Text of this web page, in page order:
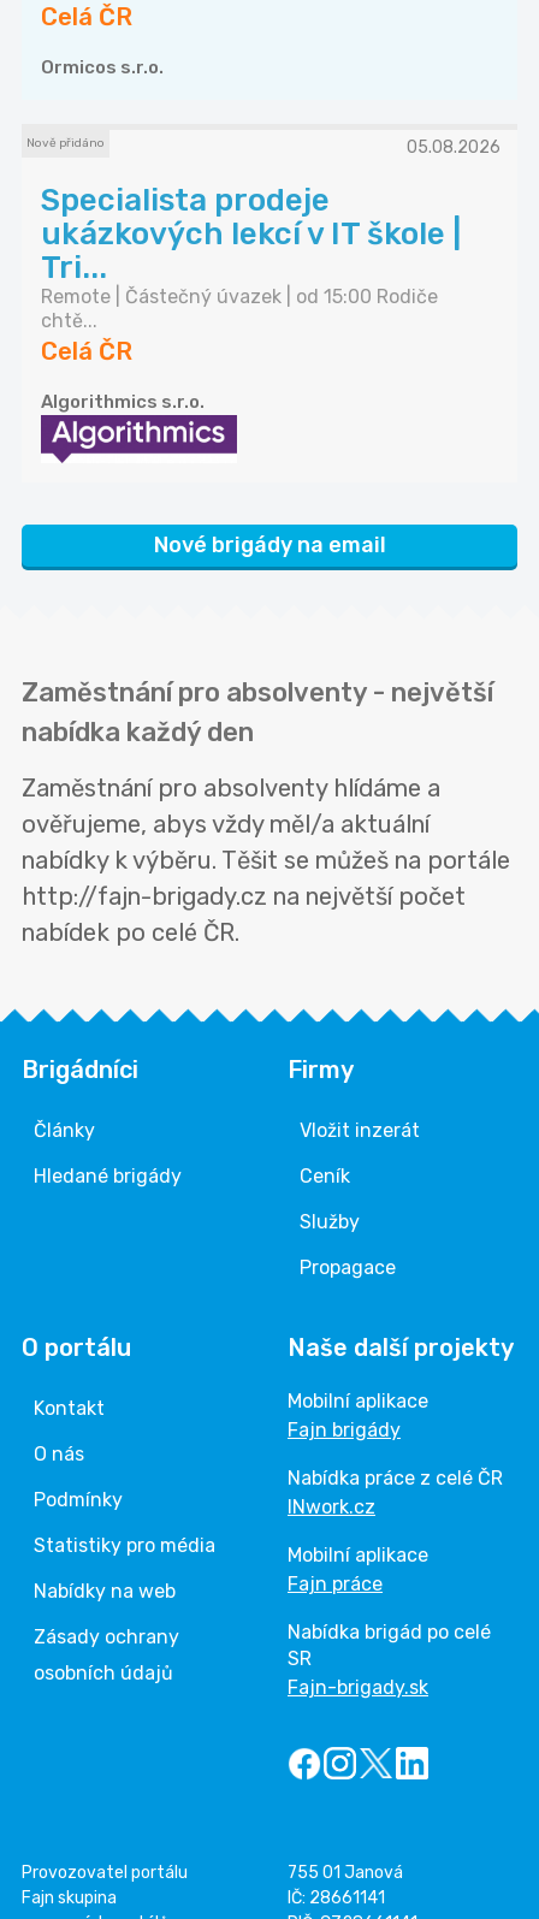
Celá ČR
Ormicos s.r.o.
Nově přidáno 05.08.2026
Specialista prodeje
ukázkových lekcí v IT škole |
Tri...
Remote | Částečný úvazek | od 15:00 Rodiče
chtě...
Celá ČR
Algorithmics s.r.o.
Nové brigády na email
Zaměstnání pro absolventy - největší
nabídka každý den
Zaměstnání pro absolventy hlídáme a
ověřujeme, abys vždy měl/a aktuální
nabídky k výběru. Těšit se můžeš na portále
http://fajn-brigady.cz na největší počet
nabídek po celé ČR.
Brigádníci
Články
Hledané brigády
Firmy
Vložit inzerát
Ceník
Služby
Propagace
O portálu
Kontakt
O nás
Podmínky
Statistiky pro média
Nabídky na web
Zásady ochrany
osobních údajů
Naše další projekty
Mobilní aplikace
Fajn brigády
Nabídka práce z celé ČR
INwork.cz
Mobilní aplikace
Fajn práce
Nabídka brigád po celé
SR
Fajn-brigady.sk
Provozovatel portálu
Fajn skupina
755 01 Janová
IČ: 28661141